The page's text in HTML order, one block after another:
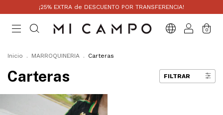
¡25% EXTRA de DESCUENTO POR TRANSFERENCIA!
0
Inicio . MARROQUINERIA . Carteras
Carteras FILTRAR